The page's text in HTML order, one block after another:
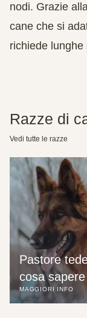
nodi. Grazie
cane che si
richiede
Razze di
Vedi tutte le razze
Pastore
cosa sapere
MAGGIORI INFO